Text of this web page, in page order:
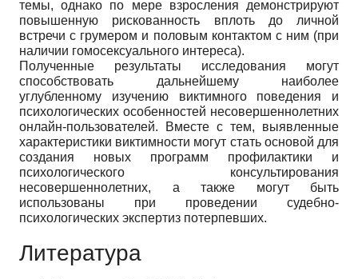
темы, однако по мере взросления демонстрируют
повышенную рискованность вплоть до личной
встречи с грумером и половым контактом с ним (при
наличии гомосексуального интереса).
Полученные результаты исследования могут
способствовать дальнейшему наиболее
углубленному изучению виктимного поведения и
психологических особенностей несовершеннолетних
онлайн-пользователей. Вместе с тем, выявленные
характеристики виктимности могут стать основой для
создания новых программ профилактики и
психологического консультирования
несовершеннолетних, а также могут быть
использованы при проведении судебно-
психологических экспертиз потерпевших.
Литература